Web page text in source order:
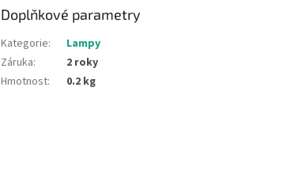
Doplňkové parametry
Kategorie:
Lampy
Záruka:
2 roky
Hmotnost: 0.2 kg